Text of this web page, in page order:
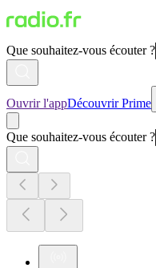
Que souhaitez-vous écouter ?
Ouvrir l'appDécouvrir Prime
Que souhaitez-vous écouter ?